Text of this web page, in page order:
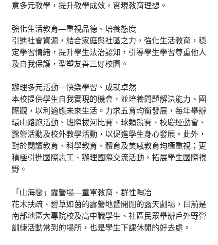
意多元教學，提升教學成效，實現教育理想。
強化生活教育—重視品德、培養態度
引進社會資源，結合家庭與社區之力，強化生活教育，穩
定學習情緒，提升學生法治認知，引導學生學習尊重他人
及自我保護，型塑友善三好校園。
辦理多元活動—快樂學習、成就卓然
本校提供學生自我實現的機會，並培養問題解決能力、國
際觀，以利適應未來生活。力求五育均衡發展，每年舉辦
環山路跑活動、班際拔河比賽、球類競賽、校慶運動會、
露營活動及校外教學活動，以促進學生身心發展。此外，
對於閱讀教育、科學教育、體育及美感教育均極重視；更
積極引進國際志工、辦理國際交流活動，拓展學生國際視
野。
「山海戀」露營場—童軍教育、群性陶冶
花木扶疏、碧草如茵的露營地暨開闊的露天劇場，目前是
南部地區大專院校及高中職學生、社區民眾舉辦戶外野營
訓練活動常到的場所，也是學生下課休閒的好去處。